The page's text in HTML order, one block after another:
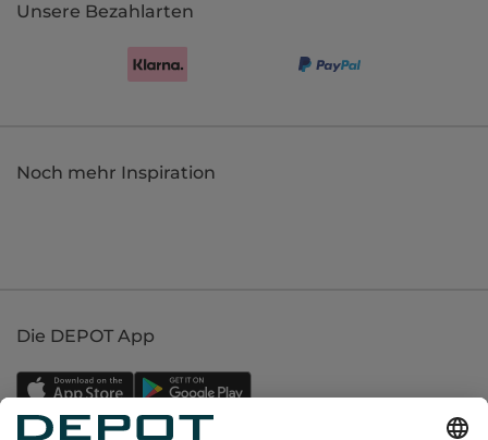
Unsere Bezahlarten
Noch mehr Inspiration
Die DEPOT App